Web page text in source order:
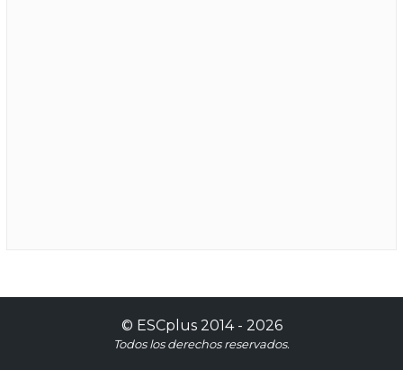
© ESCplus2014 - 2026
Todos los derechos reservados.